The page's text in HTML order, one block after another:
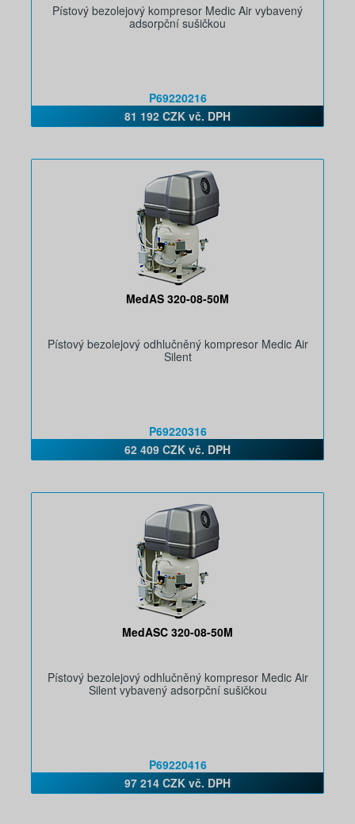
Pístový bezolejový kompresor Medic Air vybavený
adsorpční sušičkou
P69220216
81 192 CZK vč. DPH
MedAS 320-08-50M
Pístový bezolejový odhlučněný kompresor Medic Air
Silent
P69220316
62 409 CZK vč. DPH
MedASC 320-08-50M
Pístový bezolejový odhlučněný kompresor Medic Air
Silent vybavený adsorpční sušičkou
P69220416
97 214 CZK vč. DPH